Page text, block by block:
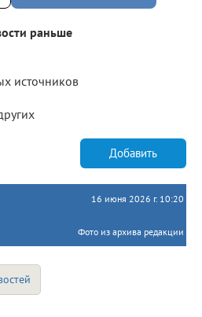
раньше
источников
Добавить
16 июня 2026 г. 10:20
Фото из архива редакции